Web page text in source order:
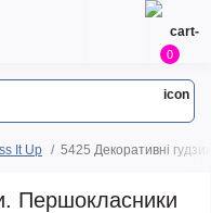
0
It Up 5425 Декоративні
Першокласники